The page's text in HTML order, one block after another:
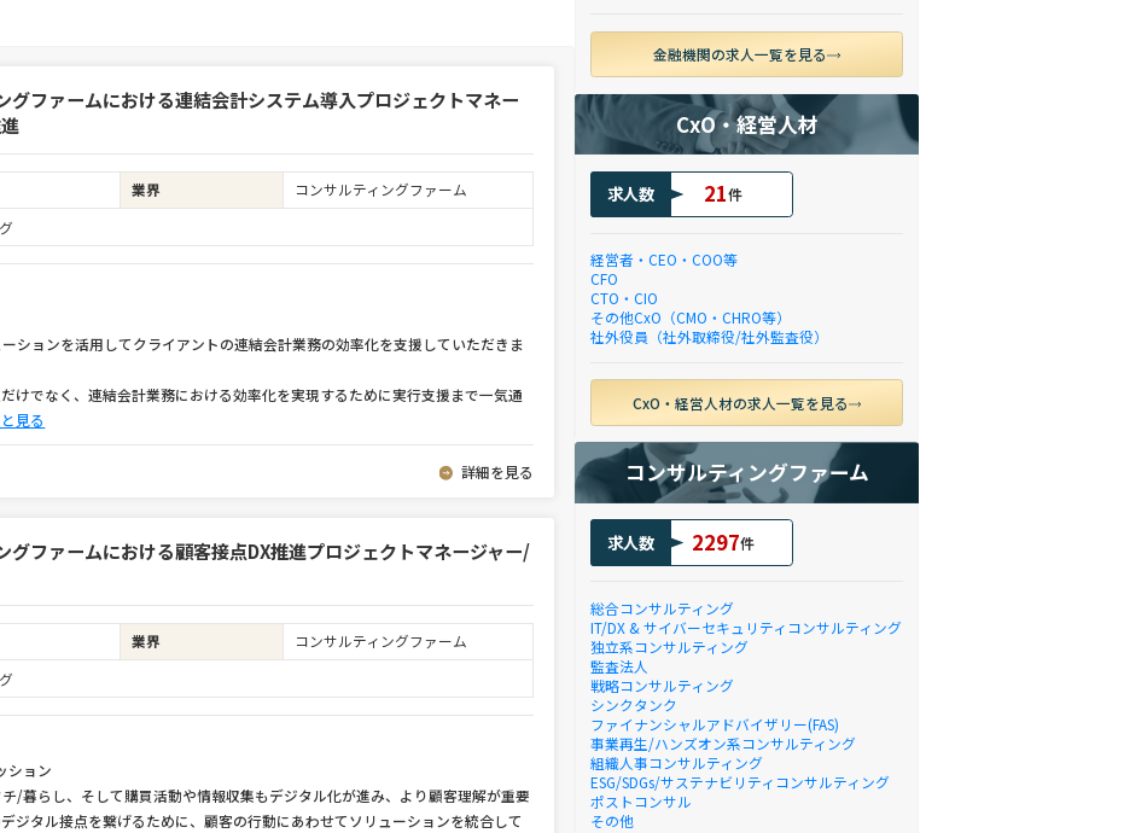
グファームにおける連結会計システム導入プロジェクトマネー
業界
コンサルティングファーム
ションを活用してクライアントの連結会計業務の効率化を支援していただきま
けでなく、連結会計業務における効率化を実現するために実行支援まで一気通
見る
詳細を見る
グファームにおける顧客接点DX推進プロジェクトマネージャー/
業界
コンサルティングファーム
ション
/暮らし、そして購買活動や情報収集もデジタル化が進み、より顧客理解が重要
ジタル接点を繋げるために、顧客の行動にあわせてソリューションを統合して
金融機関の求人一覧を見る
CxO・経営人材
求人数 21件
経営者・CEO・COO等
CFO
CTO・CIO
その他CxO（CMO・CHRO等）
社外役員（社外取締役/社外監査役）
CxO・経営人材の求人一覧を見る
コンサルティングファーム
求人数 2297件
総合コンサルティング
IT/DX & サイバーセキュリティコンサルティング
独立系コンサルティング
監査法人
戦略コンサルティング
シンクタンク
ファイナンシャルアドバイザリー(FAS)
事業再生/ハンズオン系コンサルティング
組織人事コンサルティング
ESG/SDGs/サステナビリティコンサルティング
ポストコンサル
その他